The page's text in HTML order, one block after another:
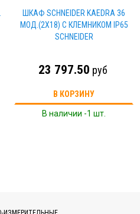
ШКАФ SCHNEIDER KAEDRA 36
МОД.(2Х18) С КЛЕМНИКОМ IP65
SCHNEIDER
23 797.50 руб
В КОРЗИНУ
В наличии -1 шт.